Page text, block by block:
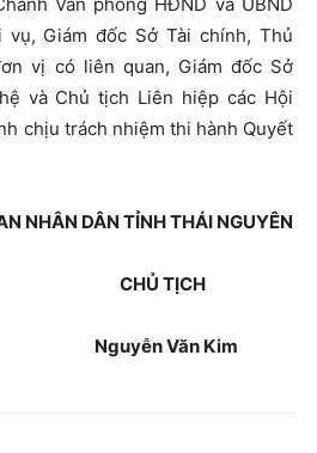
Giám đốc Sở Tài chính, Thủ
vị có liên quan, Giám đốc Sở
và Chủ tịch Liên hiệp các Hội
chịu trách nhiệm thi hành Quyết
NHÂN DÂN TỈNH THÁI NGUYÊN
TỊCH
Văn Kim